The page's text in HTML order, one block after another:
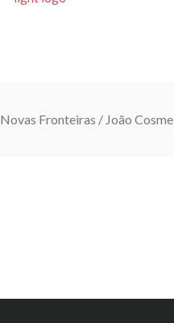
Novas Fronteiras / João Cosme